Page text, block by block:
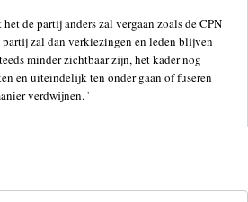
het de partij anders zal vergaan zoals de CPN
partij zal dan verkiezingen en leden blijven
minder zichtbaar zijn, het kader nog
en uiteindelijk ten onder gaan of fuseren
verdwijnen. '